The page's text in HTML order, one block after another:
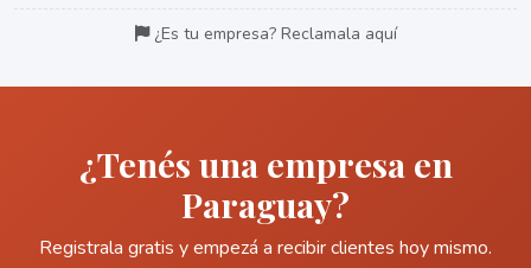
¿Es tu empresa? Reclamala aquí
¿Tenés una empresa en
Paraguay?
Registrala gratis y empezá a recibir clientes hoy mismo.